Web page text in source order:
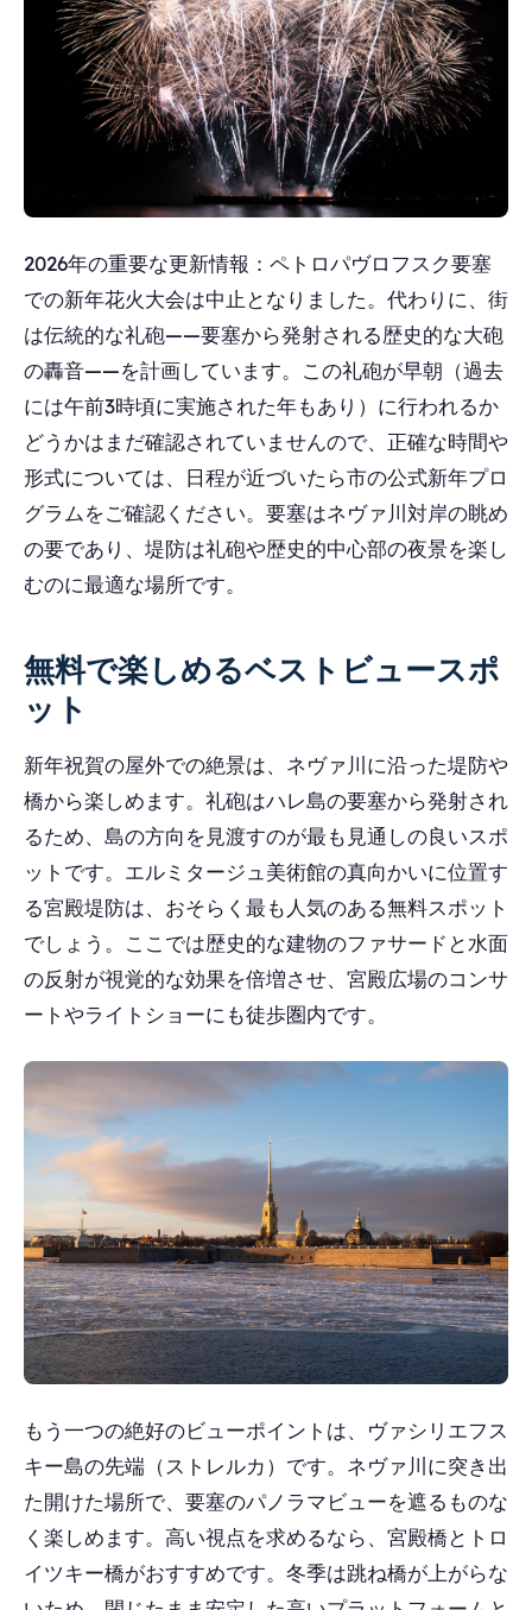
2026年の重要な更新情報：ペトロパヴロフスク要塞
での新年花火大会は中止となりました。代わりに、街
は伝統的な礼砲——要塞から発射される歴史的な大砲
の轟音——を計画しています。この礼砲が早朝（過去
には午前3時頃に実施された年もあり）に行われるか
どうかはまだ確認されていませんので、正確な時間や
形式については、日程が近づいたら市の公式新年プロ
グラムをご確認ください。要塞はネヴァ川対岸の眺め
の要であり、堤防は礼砲や歴史的中心部の夜景を楽し
むのに最適な場所です。
無料で楽しめるベストビュースポ
ット
新年祝賀の屋外での絶景は、ネヴァ川に沿った堤防や
橋から楽しめます。礼砲はハレ島の要塞から発射され
るため、島の方向を見渡すのが最も見通しの良いスポ
ットです。エルミタージュ美術館の真向かいに位置す
る宮殿堤防は、おそらく最も人気のある無料スポット
でしょう。ここでは歴史的な建物のファサードと水面
の反射が視覚的な効果を倍増させ、宮殿広場のコンサ
ートやライトショーにも徒歩圏内です。
もう一つの絶好のビューポイントは、ヴァシリエフス
キー島の先端（ストレルカ）です。ネヴァ川に突き出
た開けた場所で、要塞のパノラマビューを遮るものな
く楽しめます。高い視点を求めるなら、宮殿橋とトロ
イツキー橋がおすすめです。冬季は跳ね橋が上がらな